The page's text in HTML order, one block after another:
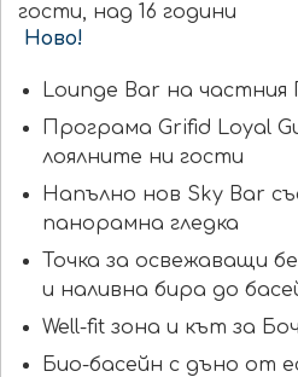
гости, над 16 години
Ново!
Lounge Bar на частния
Програма Grifid Loyal
лоялните ни гости
Напълно нов Sky Bar
панорамна гледка
Точка за освежаващи
и наливна бира до
Well-fit зона и кът за
Био-басейн с дъно от